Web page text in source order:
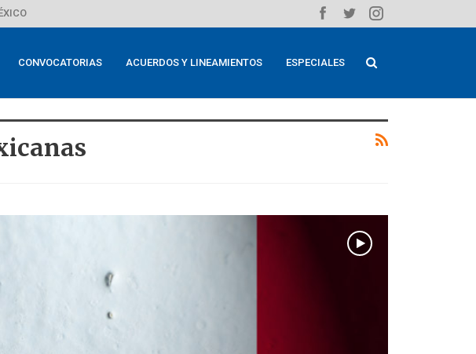
CONVOCATORIAS ACUERDOS Y LINEAMIENTOS ESPECIALES